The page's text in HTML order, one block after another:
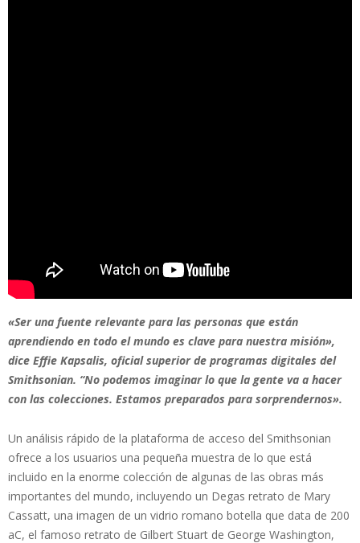
«Ser una fuente relevante para las personas que están
aprendiendo en todo el mundo es clave para nuestra misión»,
dice Effie Kapsalis, oficial superior de programas digitales del
Smithsonian. “No podemos imaginar lo que la gente va a hacer
con las colecciones. Estamos preparados para sorprendernos».
Un análisis rápido de la plataforma de acceso del Smithsonian
ofrece a los usuarios una pequeña muestra de lo que está
incluido en la enorme colección de algunas de las obras más
importantes del mundo, incluyendo un Degas retrato de Mary
Cassatt, una imagen de un vidrio romano botella que data de 200
aC, el famoso retrato de Gilbert Stuart de George Washington,